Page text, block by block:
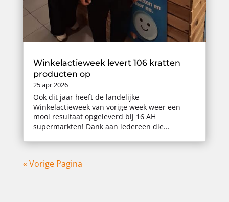
Winkelactieweek levert 106 kratten
producten op
25 apr 2026
Ook dit jaar heeft de landelijke
Winkelactieweek van vorige week weer een
mooi resultaat opgeleverd bij 16 AH
supermarkten! Dank aan iedereen die...
« Vorige Pagina